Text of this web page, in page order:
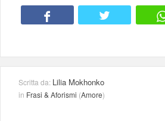
Scritta da: Lilia Mokhonko
in Frasi & Aforismi (Amore)